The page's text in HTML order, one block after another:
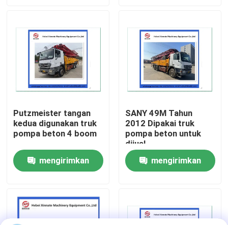
Wisata pabrik
Kontrol kualitas
Hubungi kami
Quote request suatu
Bagian Pompa Beton Schwing
Putzmeister tangan
kedua digunakan truk
pompa beton 4 boom
mengirimkan
SANY 49M Tahun
2012 Dipakai truk
pompa beton untuk
dijual
mengirimkan